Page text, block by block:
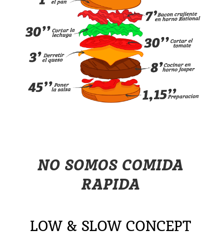
NO SOMOS COMIDA
RAPIDA
LOW & SLOW CONCEPT